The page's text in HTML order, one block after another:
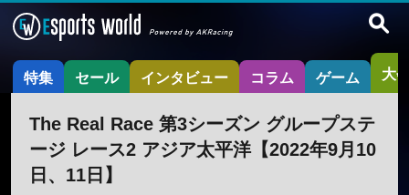
特集 セール インタビュー コラム ゲーム 大
The Real Race 第3シーズン グループステ
ージ レース2 アジア太平洋【2022年9月10
日、11日】